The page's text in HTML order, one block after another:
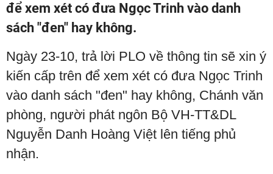
để xem xét có đưa Ngọc Trinh vào danh
sách "đen" hay không.
Ngày 23-10, trả lời PLO về thông tin sẽ xin ý
kiến cấp trên để xem xét có đưa Ngọc Trinh
vào danh sách "đen" hay không, Chánh văn
phòng, người phát ngôn Bộ VH-TT&DL
Nguyễn Danh Hoàng Việt lên tiếng phủ
nhận.